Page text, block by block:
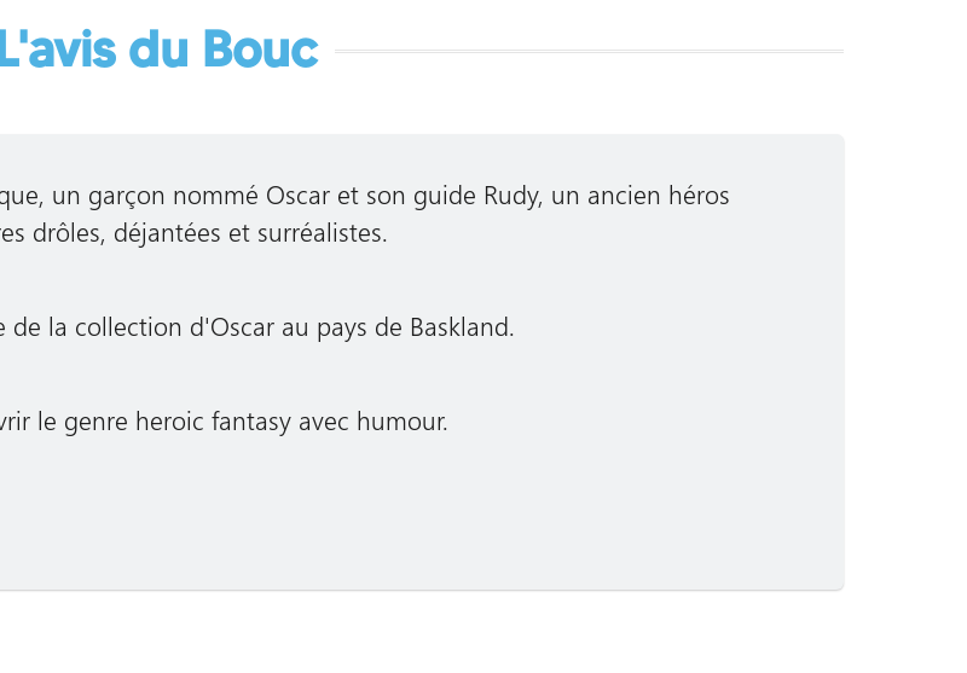
du Bouc
un garçon nommé Oscar et son guide Rudy, un ancien héros
drôles, déjantées et surréalistes.
la collection d'Oscar au pays de Baskland.
le genre heroic fantasy avec humour.